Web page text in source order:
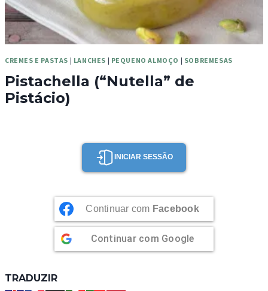
CREMES E PASTAS | LANCHES | PEQUENO ALMOÇO | SOBREMESAS
Pistachella (“Nutella” de
Pistácio)
INICIAR SESSÃO
Continuar com Facebook
Continuar com Google
TRADUZIR